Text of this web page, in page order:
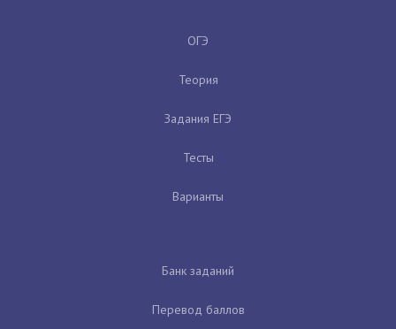
ОГЭ
Теория
Задания ЕГЭ
Тесты
Варианты
Банк заданий
Перевод баллов